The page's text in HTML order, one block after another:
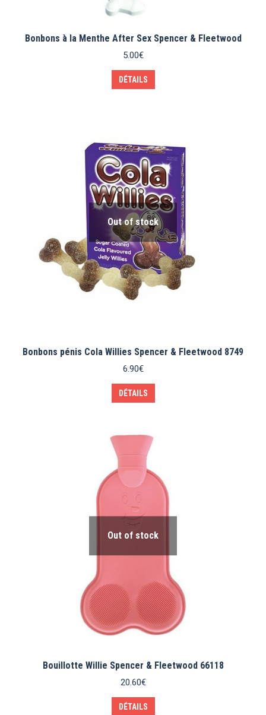
Bonbons à la Menthe After Sex Spencer & Fleetwood
5.00€
DÉTAILS
Out of stock
Bonbons pénis Cola Willies Spencer & Fleetwood 8749
6.90€
DÉTAILS
Out of stock
Bouillotte Willie Spencer & Fleetwood 66118
20.60€
DÉTAILS